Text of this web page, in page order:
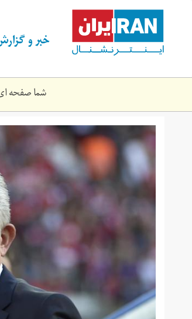
content خبر و
شما صفحه ای